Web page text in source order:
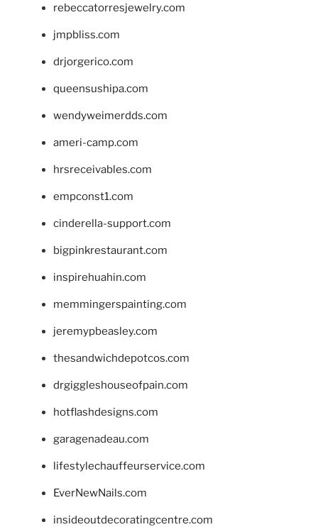
rebeccatorresjewelry.com
jmpbliss.com
drjorgerico.com
queensushipa.com
wendyweimerdds.com
ameri-camp.com
hrsreceivables.com
empconst1.com
cinderella-support.com
bigpinkrestaurant.com
inspirehuahin.com
memmingerspainting.com
jeremypbeasley.com
thesandwichdepotcos.com
drgiggleshouseofpain.com
hotflashdesigns.com
garagenadeau.com
lifestylechauffeurservice.com
EverNewNails.com
insideoutdecoratingcentre.com